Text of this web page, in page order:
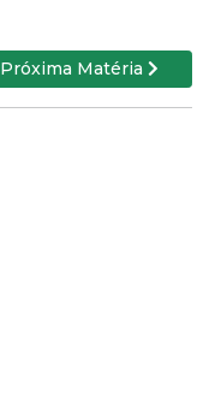
Próxima Matéria